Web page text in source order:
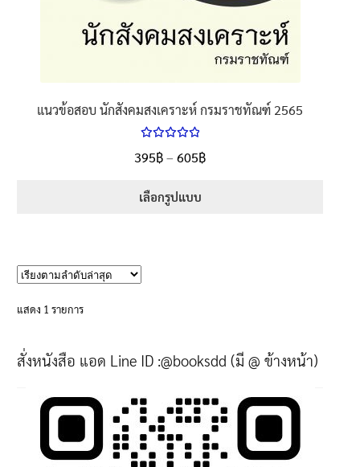
แนวข้อสอบ นักสังคมสงเคราะห์ กรมราชทัณฑ์ 2565
5.00
ตั้งแต่
395฿– 605฿Price
เลือกรูปแบบ
may
chosen
on
the
product
แสดง 1 รายการ
สั่งหนังสือ แอด Line ID :@booksdd (มี @ ข้างหน้า)